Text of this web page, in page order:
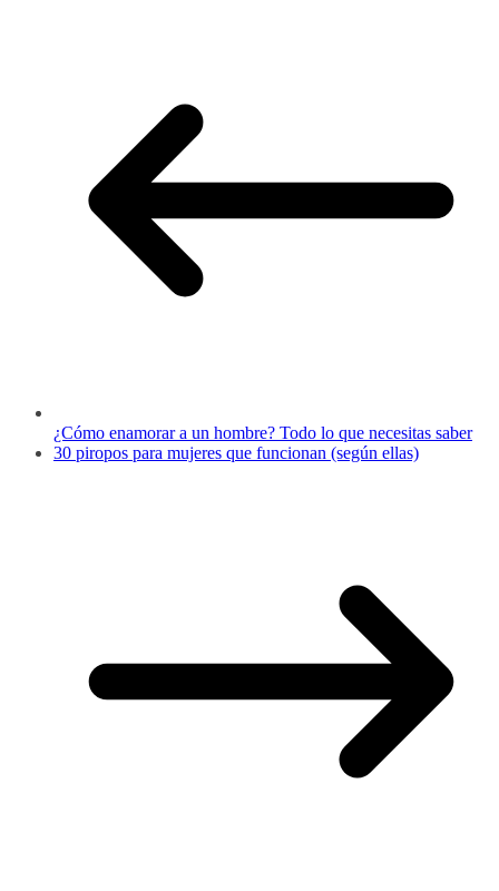
¿Cómo enamorar a un hombre? Todo lo que necesitas saber
30 piropos para mujeres que funcionan (según ellas)